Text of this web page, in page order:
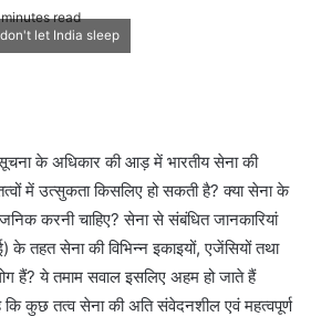
read
let India sleep
के अधिकार की आड़ में भारतीय सेना की
में उत्सुकता किसलिए हो सकती है? क्या सेना के
करनी चाहिए? सेना से संबंधित जानकारियां
तहत सेना की विभिन्न इकाइयों, एजेंसियों तथा
हैं? ये तमाम सवाल इसलिए अहम हो जाते हैं
कुछ तत्व सेना की अति संवेदनशील एवं महत्वपूर्ण